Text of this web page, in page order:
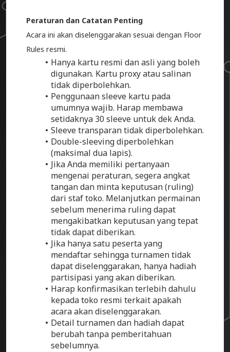
Peraturan dan Catatan Penting
Acara ini akan diselenggarakan sesuai dengan Floor
Rules resmi.
Hanya kartu resmi dan asli yang boleh
digunakan. Kartu proxy atau salinan
tidak diperbolehkan.
Penggunaan sleeve kartu pada
umumnya wajib. Harap membawa
setidaknya 30 sleeve untuk dek Anda.
Sleeve transparan tidak diperbolehkan.
Double-sleeving diperbolehkan
(maksimal dua lapis).
Jika Anda memiliki pertanyaan
mengenai peraturan, segera angkat
tangan dan minta keputusan (ruling)
dari staf toko. Melanjutkan permainan
sebelum menerima ruling dapat
mengakibatkan keputusan yang tepat
tidak dapat diberikan.
Jika hanya satu peserta yang
mendaftar sehingga turnamen tidak
dapat diselenggarakan, hanya hadiah
partisipasi yang akan diberikan.
Harap konfirmasikan terlebih dahulu
kepada toko resmi terkait apakah
acara akan diselenggarakan.
Detail turnamen dan hadiah dapat
berubah tanpa pemberitahuan
sebelumnya.